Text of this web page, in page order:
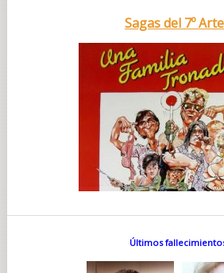
Sagas del 7º
Últimos